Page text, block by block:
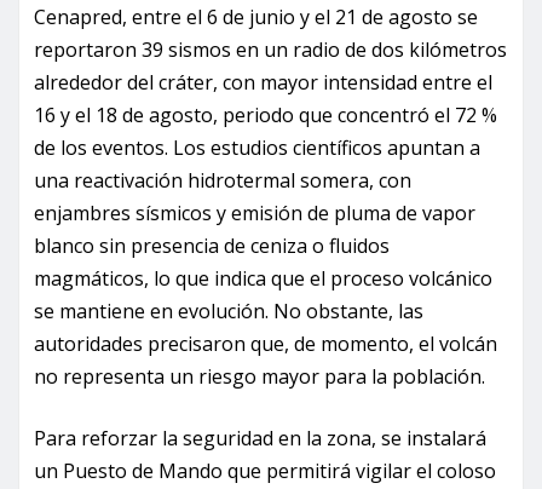
Cenapred, entre el 6 de junio y el 21 de agosto se
reportaron 39 sismos en un radio de dos kilómetros
alrededor del cráter, con mayor intensidad entre el
16 y el 18 de agosto, periodo que concentró el 72 %
de los eventos. Los estudios científicos apuntan a
una reactivación hidrotermal somera, con
enjambres sísmicos y emisión de pluma de vapor
blanco sin presencia de ceniza o fluidos
magmáticos, lo que indica que el proceso volcánico
se mantiene en evolución. No obstante, las
autoridades precisaron que, de momento, el volcán
no representa un riesgo mayor para la población.
Para reforzar la seguridad en la zona, se instalará
un Puesto de Mando que permitirá vigilar el coloso